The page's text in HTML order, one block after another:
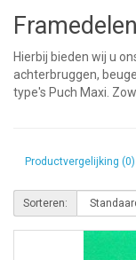
Framedelen
Hierbij bieden wij u
achterbruggen,
type's Puch Maxi.
Productvergelijking (0)
Sorteren: